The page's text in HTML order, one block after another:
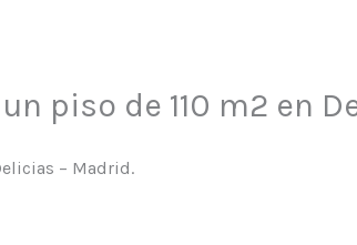
piso de 110 m2 en
– Madrid.